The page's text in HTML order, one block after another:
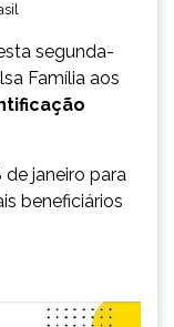
segunda-
Família aos
janeiro para
beneficiários